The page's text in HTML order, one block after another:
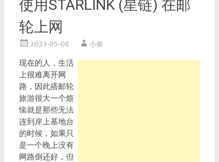
使用STARLINK (星链) 在邮
轮上网
2023-05-08 小奈
现在的人，生活
上很难离开网
路，因此搭邮轮
旅游很大一个烦
恼就是那些无法
连到岸上基地台
的时候，如果只
是一个晚上没有
网路倒还好，但